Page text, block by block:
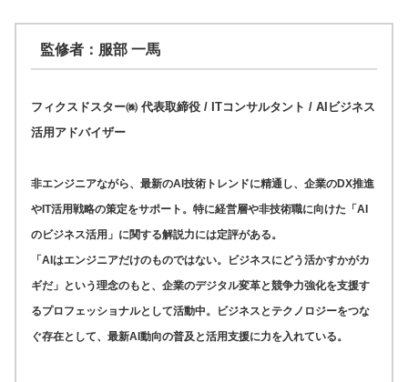
監修者：服部 一馬
フィクスドスター㈱ 代表取締役 / ITコンサルタント / AIビジネス
活用アドバイザー
非エンジニアながら、最新のAI技術トレンドに精通し、企業のDX推進
やIT活用戦略の策定をサポート。特に経営層や非技術職に向けた「AI
のビジネス活用」に関する解説力には定評がある。
「AIはエンジニアだけのものではない。ビジネスにどう活かすかがカ
ギだ」という理念のもと、企業のデジタル変革と競争力強化を支援す
るプロフェッショナルとして活動中。ビジネスとテクノロジーをつな
ぐ存在として、最新AI動向の普及と活用支援に力を入れている。